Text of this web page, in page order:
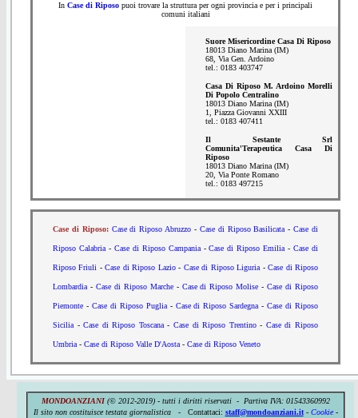
In Case di Riposo puoi trovare la struttura per ogni provincia e per i principali
comuni italiani
Suore Misericordine Casa Di Riposo
18013 Diano Marina (IM)
68, Via Gen. Ardoino
tel.: 0183 403747
Casa Di Riposo M. Ardoino Morelli
Di Popolo Centralino
18013 Diano Marina (IM)
1, Piazza Giovanni XXIII
tel.: 0183 407411
Il Sestante Srl
Comunita'Terapeutica Casa Di
Riposo
18013 Diano Marina (IM)
20, Via Ponte Romano
tel.: 0183 497215
Case di Riposo: Case di Riposo Abruzzo - Case di Riposo Basilicata -Case di
Riposo Calabria- Case di Riposo Campania-Case di Riposo Emilia -Case di
Riposo Friuli -Case di Riposo Lazio- Case di Riposo Liguria -Case di Riposo
Lombardia - Case di Riposo Marche- Case di Riposo Molise -Case di Riposo
Piemonte - Case di Riposo Puglia- Case di Riposo Sardegna -Case di Riposo
Sicilia -Case di Riposo Toscana-Case di Riposo Trentino- Case di Riposo
Umbria - Case di Riposo Valle D'Aosta - Case di Riposo Veneto
MONDOANZIANI (© 2012-2019) - tutti i diritti riservati - Partiva IVA: 01543360992
Il sito non costituisce testata giornalistica - Contattaci: staff@mondoanziani.it- Cookie-